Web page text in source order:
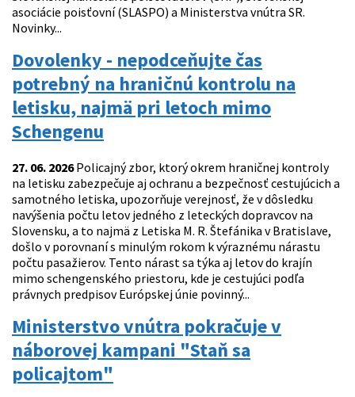
asociácie poisťovní (SLASPO) a Ministerstva vnútra SR.
Novinky...
Dovolenky - nepodceňujte čas
potrebný na hraničnú kontrolu na
letisku, najmä pri letoch mimo
Schengenu
27. 06. 2026Policajný zbor, ktorý okrem hraničnej kontroly
na letisku zabezpečuje aj ochranu a bezpečnosť cestujúcich a
samotného letiska, upozorňuje verejnosť, že v dôsledku
navýšenia počtu letov jedného z leteckých dopravcov na
Slovensku, a to najmä z Letiska M. R. Štefánika v Bratislave,
došlo v porovnaní s minulým rokom k výraznému nárastu
počtu pasažierov. Tento nárast sa týka aj letov do krajín
mimo schengenského priestoru, kde je cestujúci podľa
právnych predpisov Európskej únie povinný...
Ministerstvo vnútra pokračuje v
náborovej kampani "Staň sa
policajtom"